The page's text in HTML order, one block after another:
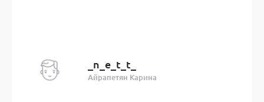
_n_e_t_t_
Айрапетян Карина